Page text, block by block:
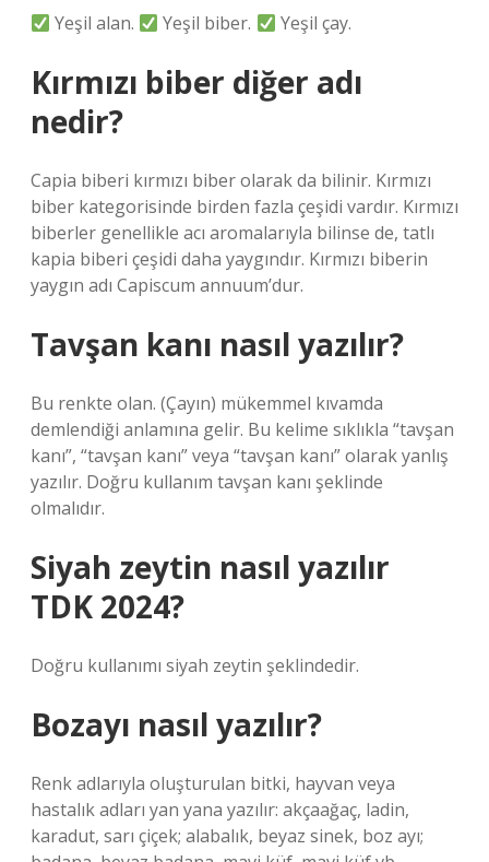
Yeşil alan. Yeşil biber. Yeşil çay.
Kırmızı biber diğer adı
nedir?
Capia biberi kırmızı biber olarak da bilinir. Kırmızı
biber kategorisinde birden fazla çeşidi vardır. Kırmızı
biberler genellikle acı aromalarıyla bilinse de, tatlı
kapia biberi çeşidi daha yaygındır. Kırmızı biberin
yaygın adı Capiscum annuum’dur.
Tavşan kanı nasıl yazılır?
Bu renkte olan. (Çayın) mükemmel kıvamda
demlendiği anlamına gelir. Bu kelime sıklıkla “tavşan
kanı”, “tavşan kanı” veya “tavşan kanı” olarak yanlış
yazılır. Doğru kullanım tavşan kanı şeklinde
olmalıdır.
Siyah zeytin nasıl yazılır
TDK 2024?
Doğru kullanımı siyah zeytin şeklindedir.
Bozayı nasıl yazılır?
Renk adlarıyla oluşturulan bitki, hayvan veya
hastalık adları yan yana yazılır: akçaağaç, ladin,
karadut, sarı çiçek; alabalık, beyaz sinek, boz ayı;